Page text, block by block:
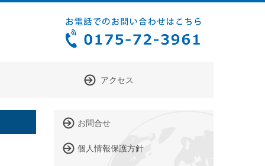
アクセス
お問合せ
個人情報保護方針